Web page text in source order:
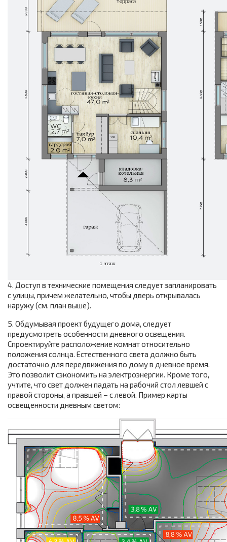
4. Доступ в технические помещения следует запланировать
с улицы, причем желательно, чтобы дверь открывалась
наружу (см. план выше).
5. Обдумывая проект будущего дома, следует
предусмотреть особенности дневного освещения.
Спроектируйте расположение комнат относительно
положения солнца. Естественного света должно быть
достаточно для передвижения по дому в дневное время.
Это позволит сэкономить на электроэнергии. Кроме того,
учтите, что свет должен падать на рабочий стол левшей с
правой стороны, а правшей – с левой. Пример карты
освещенности дневным светом: